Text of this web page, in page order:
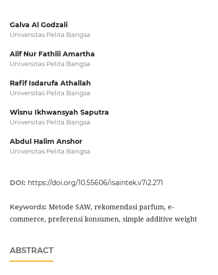
Galva Al Godzali
Universitas Pelita Bangsa
Alif Nur Fathlii Amartha
Universitas Pelita Bangsa
Rafif Isdarufa Athallah
Universitas Pelita Bangsa
Wisnu Ikhwansyah Saputra
Universitas Pelita Bangsa
Abdul Halim Anshor
Universitas Pelita Bangsa
DOI: https://doi.org/10.55606/isaintek.v7i2.271
Keywords: Metode SAW, rekomendasi parfum, e-
commerce, preferensi konsumen, simple additive weight
ABSTRACT